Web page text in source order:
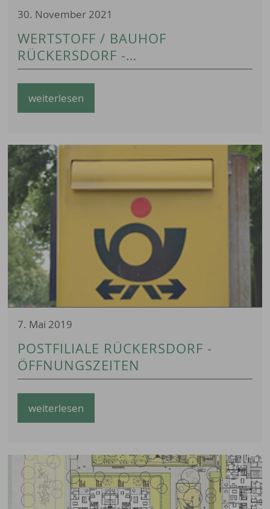
30. November 2021
WERTSTOFF / BAUHOF
RÜCKERSDORF -
ÖFFNUNGSZEITEN
weiterlesen
7. Mai 2019
POSTFILIALE RÜCKERSDORF -
ÖFFNUNGSZEITEN
weiterlesen